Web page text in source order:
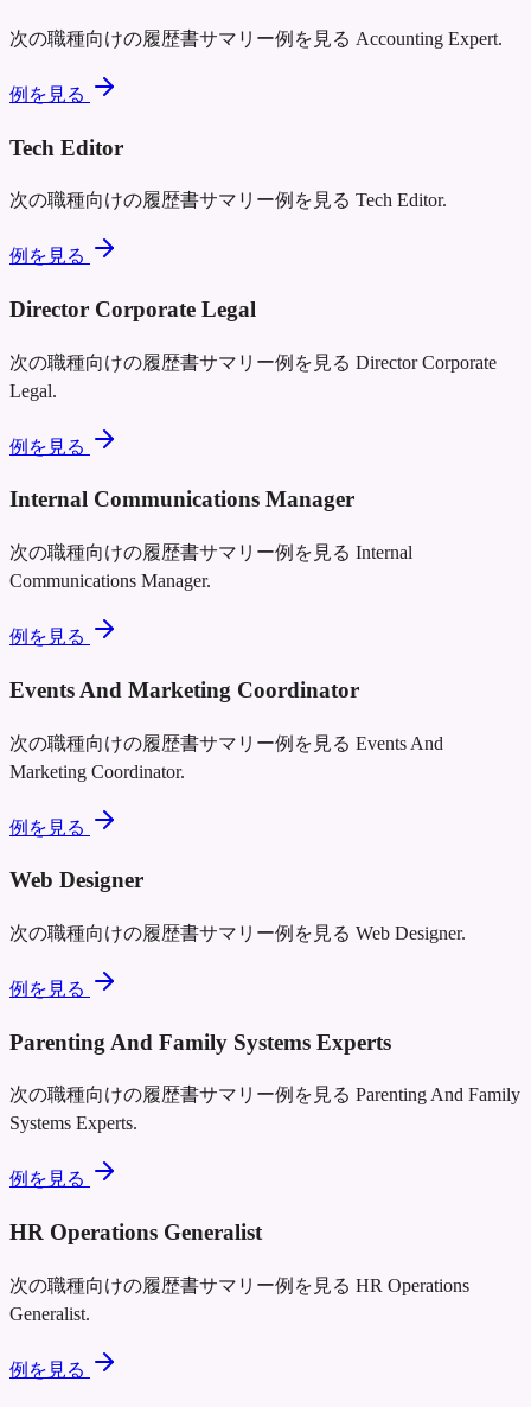
次の職種向けの履歴書サマリー例を見る Accounting Expert.
例を見る
Tech Editor
次の職種向けの履歴書サマリー例を見る Tech Editor.
例を見る
Director Corporate Legal
次の職種向けの履歴書サマリー例を見る Director Corporate
Legal.
例を見る
Internal Communications Manager
次の職種向けの履歴書サマリー例を見る Internal
Communications Manager.
例を見る
Events And Marketing Coordinator
次の職種向けの履歴書サマリー例を見る Events And
Marketing Coordinator.
例を見る
Web Designer
次の職種向けの履歴書サマリー例を見る Web Designer.
例を見る
Parenting And Family Systems Experts
次の職種向けの履歴書サマリー例を見る Parenting And Family
Systems Experts.
例を見る
HR Operations Generalist
次の職種向けの履歴書サマリー例を見る HR Operations
Generalist.
例を見る